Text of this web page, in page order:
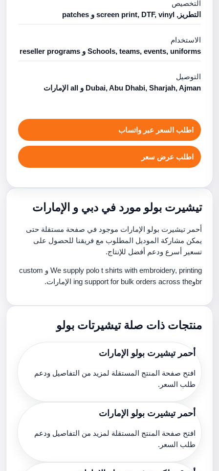
التخصيص
التطريز, screen print, DTF, vinyl و patches
الاستخدام
Schools, teams, events, uniforms و reseller programs
التوصيل
Dubai, Abu Dhabi, Sharjah, Ajman و all الإمارات
اطلب السعر عبر واتساب
اطلب عرض سعر
تيشيرت بولو مورد في دبي و الإمارات
أحمر تيشيرت بولو الإمارات موجود في صفحة مستقلة حتى
يمكن مشاركة الموديل المطلوب مع فريقنا للحصول على
تسعير أسرع ودعم أفضل للإنتاج.
We supply polo t shirts with embroidery, printing و custom
brوing support for bulk orders across the الإمارات.
منتجات ذات صلة تيشيرتات بولو
أحمر تيشيرت بولو الإمارات
افتح صفحة المنتج المستقلة لمزيد من التفاصيل ودعم
طلب السعر.
أحمر تيشيرت بولو الإمارات
افتح صفحة المنتج المستقلة لمزيد من التفاصيل ودعم
طلب السعر.